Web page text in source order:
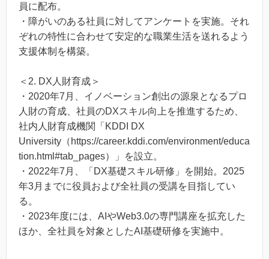
員に配布。
・障がいのある社員に対してアンケートを実施。それ
ぞれの特性に合わせて安定的な職業⽣活を送れるよう
支援体制を構築。
＜2. DX人財育成＞
・2020年7月、イノベーション創出の源泉となるプロ
人財の育成、社員のDXスキル向上を推進するため、
社内人財育成機関「KDDI DX
University（https://career.kddi.com/environment/educa
tion.html#tab_pages）」を設立。
・2022年7月、「DX基礎スキル研修」を開始。2025
年3月までに役員および全社員の受講を目指してい
る。
・2023年度には、AIやWeb3.0の専門講座を拡充した
ほか、全社員を対象としたAI基礎研修を実施中。